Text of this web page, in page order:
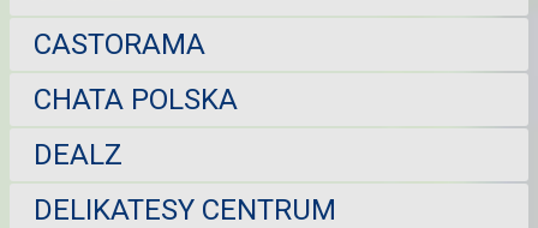
CASTORAMA
CHATA POLSKA
DEALZ
DELIKATESY CENTRUM